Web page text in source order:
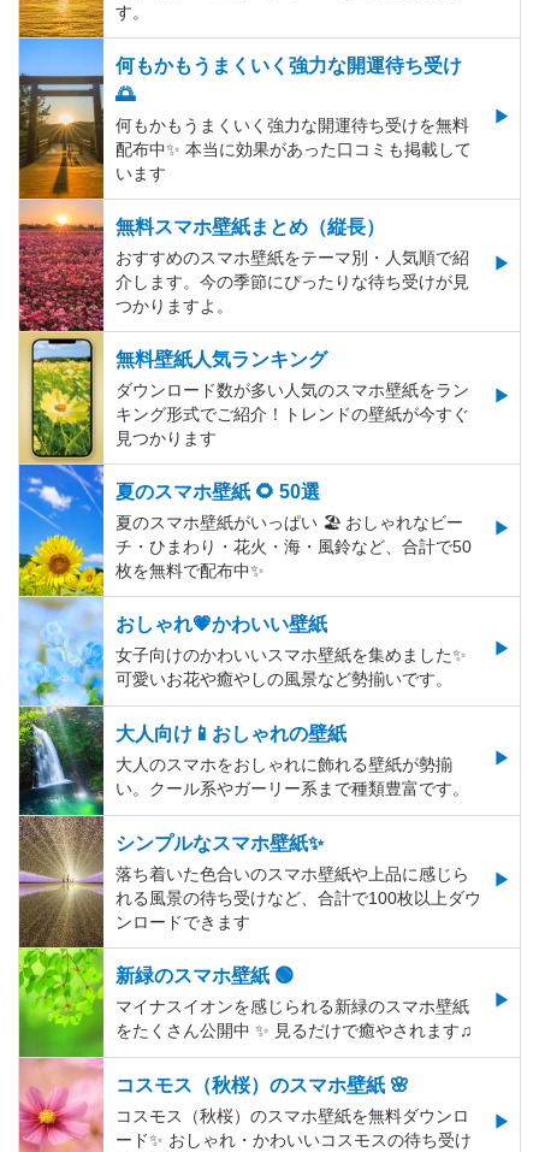
す。
何もかもうまくいく強力な開運待ち受け
🌅
何もかもうまくいく強力な開運待ち受けを無料
配布中✨️ 本当に効果があった口コミも掲載して
います
無料スマホ壁紙まとめ（縦長）
おすすめのスマホ壁紙をテーマ別・人気順で紹
介します。今の季節にぴったりな待ち受けが見
つかりますよ。
無料壁紙人気ランキング
ダウンロード数が多い人気のスマホ壁紙をラン
キング形式でご紹介！トレンドの壁紙が今すぐ
見つかります
夏のスマホ壁紙 🌻 50選
夏のスマホ壁紙がいっぱい 🏖 おしゃれなビー
チ・ひまわり・花火・海・風鈴など、合計で50
枚を無料で配布中✨
おしゃれ💗かわいい壁紙
女子向けのかわいいスマホ壁紙を集めました✨
可愛いお花や癒やしの風景など勢揃いです。
大人向け📱おしゃれの壁紙
大人のスマホをおしゃれに飾れる壁紙が勢揃
い。クール系やガーリー系まで種類豊富です。
シンプルなスマホ壁紙✨
落ち着いた色合いのスマホ壁紙や上品に感じら
れる風景の待ち受けなど、合計で100枚以上ダウ
ンロードできます
新緑のスマホ壁紙 🟢
マイナスイオンを感じられる新緑のスマホ壁紙
をたくさん公開中 ✨ 見るだけで癒やされます♫
コスモス（秋桜）のスマホ壁紙 🌸
コスモス（秋桜）のスマホ壁紙を無料ダウンロ
ード✨️ おしゃれ・かわいいコスモスの待ち受け